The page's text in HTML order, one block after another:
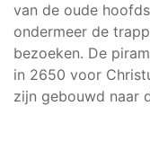
van de oude
ondermeer de
bezoeken. De
in 2650 voor
zijn gebouwd naar